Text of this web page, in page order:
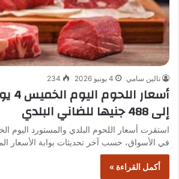
تالين سامي 4 يونيو 2026 234
إلى 488 جنيها للضاني البلدي
في الأسواق، حسب آخر تحديثات بوابة الأسعار
أكمل القراءة »